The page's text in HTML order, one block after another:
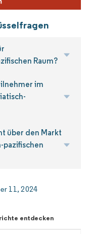
Raum?
im
über den Markt
pazifischen
11, 2024
entdecken